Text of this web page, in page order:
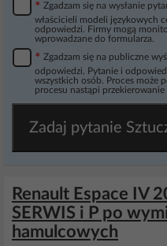
* Zgadzam się na wysłanie
właścicieli modeli językowych
odpowiedzi. Firmy mogą
wprowadzane do formularza.
* Zgadzam się na publiczne
odpowiedzi. Pytanie i
wszystkich osób. Proces może
procesu nastąpi
Zadaj pytanie
Renault Espace IV
SERWIS i P po
hamulcowych